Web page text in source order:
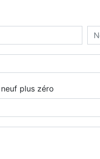
plus zéro